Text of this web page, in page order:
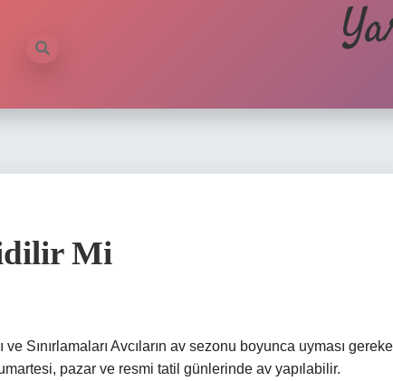
Mi
Sınırlamaları Avcıların av sezonu boyunca uyması
pazar ve resmi tatil günlerinde av yapılabilir.